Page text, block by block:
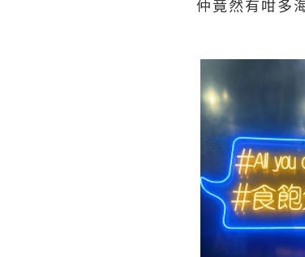
仲竟然有咁多